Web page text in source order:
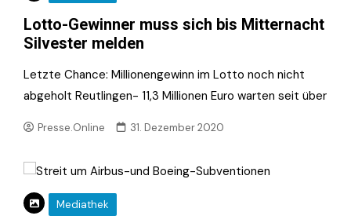
Lotto-Gewinner muss sich bis Mitternacht
Silvester melden
Letzte Chance: Millionengewinn im Lotto noch nicht
abgeholt Reutlingen- 11,3 Millionen Euro warten seit über
Presse.Online 31. Dezember 2020
Mediathek